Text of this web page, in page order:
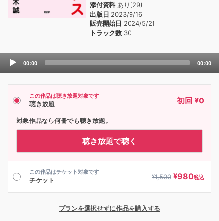
添付資料あり(29)
出版日 2023/9/16
販売開始日 2024/5/21
トラック数 30
Audio
00:00 00:00
この作品は聴き放題対象です
聴き放題 初回 ¥0
対象作品なら何冊でも聴き放題。
聴き放題で聴く
この作品はチケット対象です
チケット ¥1,500 ¥980税込
プランを選択せずに作品を購入する